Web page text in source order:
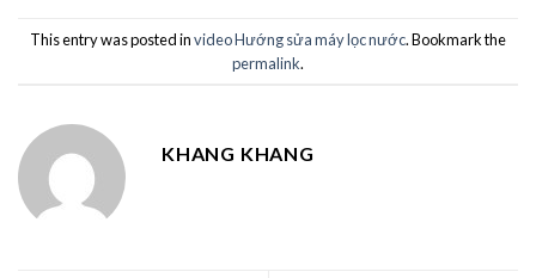
This entry was posted invideo Hướng sửa máy lọc nước. Bookmark the
permalink.
KHANG KHANG